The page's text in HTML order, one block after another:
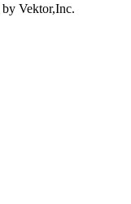
by Vektor,Inc.